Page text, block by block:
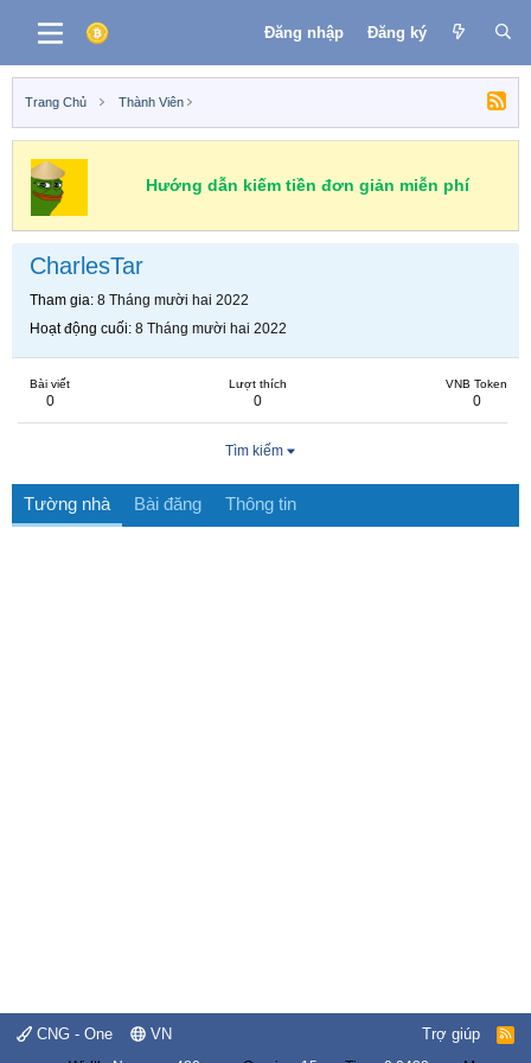
Đăng nhập Đăng ký
Trang Chủ Thành Viên
Hướng dẫn kiếm tiền đơn giản miễn phí
CharlesTar
Tham gia 8 Tháng mười hai 2022
Hoạt động cuối 8 Tháng mười hai 2022
Bài viết
0
Lượt thích
0
VNB Token
0
Tìm kiếm
Tường nhà Bài đăng Thông tin
CNG - One VN Trợ giúp
R